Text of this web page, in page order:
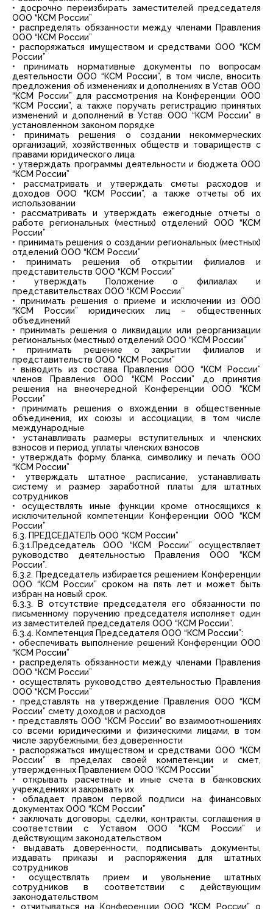
• досрочно переизбирать заместителей председателя
ООО “КСМ России”
• распределять обязанности между членами Правления
ООО “КСМ России”
• распоряжаться имуществом и средствами ООО “КСМ
России”
• принимать нормативные документы по вопросам
деятельности ООО “КСМ России”, в том числе, вносить
предложения об изменениях и дополнениях в Устав ООО
“КСМ России” для рассмотрения на Конференции ООО
“КСМ России”, а также поручать регистрацию принятых
изменений и дополнений в Устав ООО “КСМ России” в
установленном законом порядке
• принимать решения о создании некоммерческих
организаций, хозяйственных обществ и товариществ с
правами юридического лица
• утверждать программы деятельности и бюджета ООО
“КСМ России”
• рассматривать и утверждать сметы расходов и
доходов ООО “КСМ России”, а также отчеты об их
использовании
• рассматривать и утверждать ежегодные отчеты о
работе региональных (местных) отделений ООО “КСМ
России”
• принимать решения о создании региональных (местных)
отделений ООО “КСМ России”
• принимать решения об открытии филиалов и
представительств ООО “КСМ России”
• утверждать Положение о филиалах и
представительствах ООО “КСМ России”
• принимать решения о приеме и исключении из ООО
“КСМ России” юридических лиц – общественных
объединений
• принимать решения о ликвидации или реорганизации
региональных (местных) отделений ООО “КСМ России”
• принимать решение о закрытии филиалов и
представительств ООО “КСМ России”
• выводить из состава Правления ООО “КСМ России”
членов Правления ООО “КСМ России” до принятия
решения на внеочередной Конференции ООО “КСМ
России”
• принимать решения о вхождении в общественные
объединения, их союзы и ассоциации, в том числе
международные
• устанавливать размеры вступительных и членских
взносов и период уплаты членских взносов
• утверждать форму бланка, символику и печать ООО
“КСМ России”
• утверждать штатное расписание, устанавливать
систему и размер заработной платы для штатных
сотрудников
• осуществлять иные функции кроме относящихся к
исключительной компетенции Конференции ООО “КСМ
России”
6.3. ПРЕДСЕДАТЕЛЬ ООО “КСМ России”
6.3.1.Председатель ООО “КСМ России” осуществляет
руководство деятельностью Правления ООО “КСМ
России”.
6.3.2. Председатель избирается решением Конференции
ООО “КСМ России” сроком на пять лет и может быть
избран на новый срок.
6.3.3. В отсутствие председателя его обязанности по
письменному поручению председателя исполняет один
из заместителей председателя ООО “КСМ России”.
6.3.4. Компетенция Председателя ООО “КСМ России”:
• обеспечивать выполнение решений Конференции ООО
“КСМ России”
• распределять обязанности между членами Правления
ООО “КСМ России”
• осуществлять руководство деятельностью Правления
ООО “КСМ России”
• представлять на утверждение Правления ООО “КСМ
России” смету доходов и расходов
• представлять ООО “КСМ России” во взаимоотношениях
со всеми юридическими и физическими лицами, в том
числе зарубежными, без доверенности
• распоряжаться имуществом и средствами ООО “КСМ
России” в пределах своей компетенции и смет,
утвержденных Правлением ООО “КСМ России”
• открывать расчетные и иные счета в банковских
учреждениях и закрывать их
• обладает правом первой подписи на финансовых
документах ООО “КСМ России”
• заключать договоры, сделки, контракты, соглашения в
соответствии с Уставом ООО “КСМ России” и
действующим законодательством
• выдавать доверенности, подписывать документы,
издавать приказы и распоряжения для штатных
сотрудников
• осуществлять прием и увольнение штатных
сотрудников в соответствии с действующим
законодательством
• отчитываться на Конференции ООО “КСМ России” о